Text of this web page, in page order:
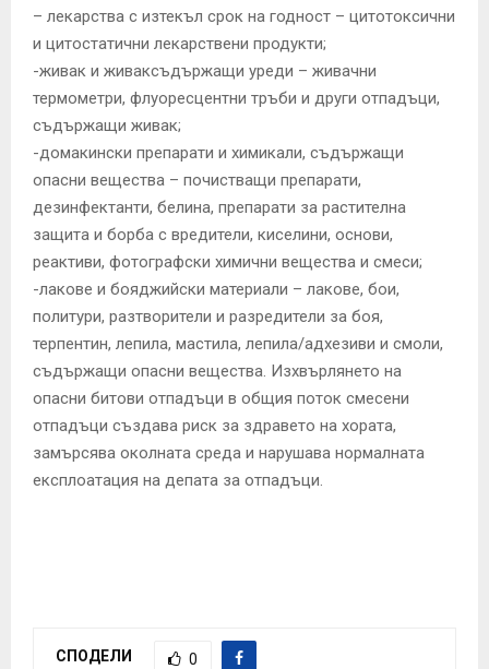
– лекарства с изтекъл срок на годност – цитотоксични
и цитостатични лекарствени продукти;
-живак и живаксъдържащи уреди – живачни
термометри, флуоресцентни тръби и други отпадъци,
съдържащи живак;
-домакински препарати и химикали, съдържащи
опасни вещества – почистващи препарати,
дезинфектанти, белина, препарати за растителна
защита и борба с вредители, киселини, основи,
реактиви, фотографски химични вещества и смеси;
-лакове и бояджийски материали – лакове, бои,
политури, разтворители и разредители за боя,
терпентин, лепила, мастила, лепила/адхезиви и смоли,
съдържащи опасни вещества. Изхвърлянето на
опасни битови отпадъци в общия поток смесени
отпадъци създава риск за здравето на хората,
замърсява околната среда и нарушава нормалната
експлоатация на депата за отпадъци.
СПОДЕЛИ 0